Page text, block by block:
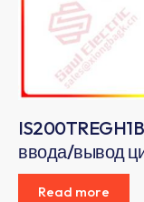
ввода/вывод
Read more